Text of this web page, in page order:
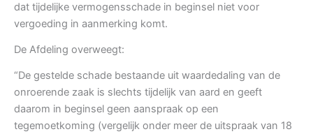
dat tijdelijke vermogensschade in beginsel niet voor
vergoeding in aanmerking komt.
De Afdeling overweegt:
“De gestelde schade bestaande uit waardedaling van de
onroerende zaak is slechts tijdelijk van aard en geeft
daarom in beginsel geen aanspraak op een
tegemoetkoming (vergelijk onder meer de uitspraak van 18